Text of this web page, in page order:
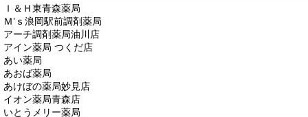
Ｉ＆Ｈ東青森薬局
Ｍ’ｓ浪岡駅前調剤薬局
アーチ調剤薬局油川店
アイン薬局 つくだ店
あい薬局
あおば薬局
あけぼの薬局妙見店
イオン薬局青森店
いとうメリー薬局